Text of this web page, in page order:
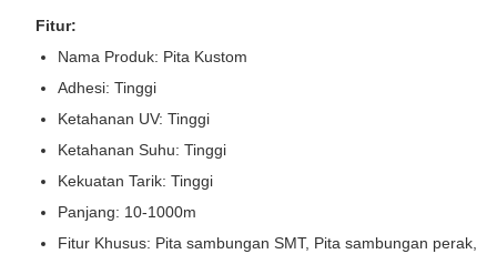
Fitur:
Nama Produk: Pita Kustom
Adhesi: Tinggi
Ketahanan UV: Tinggi
Ketahanan Suhu: Tinggi
Kekuatan Tarik: Tinggi
Panjang: 10-1000m
Fitur Khusus: Pita sambungan SMT, Pita sambungan perak,